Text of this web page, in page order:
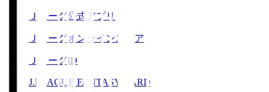
Ｊリーグ公式アプリ
Ｊリーグオンラインストア
ＪリーグID
J.LEAGUE FANTASY CARD